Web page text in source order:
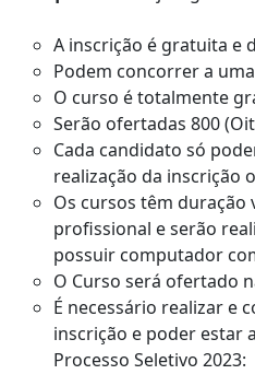
A inscrição é gratuita e
Podem concorrer a
O curso é totalmente
Serão ofertadas 800
Cada candidato só
realização da inscrição
Os cursos têm
profissional e serão
possuir computador
O Curso será ofertado
É necessário realizar e
inscrição e poder estar
Processo Seletivo 2023: